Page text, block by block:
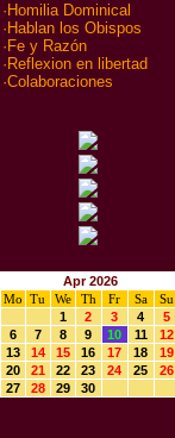
· Homilia Dominical
· Hablan los Obispos
· Fe y Razón
· Reflexion en libertad
·Colaboraciones
Apr 2026
Mo
Tu We Th Fr Sa
Su
1
2 3 4
5
6
7 8 9 10 11
12
13
14 15 16 17 18
19
20
21 22 23 24 25
26
27
28 29 30